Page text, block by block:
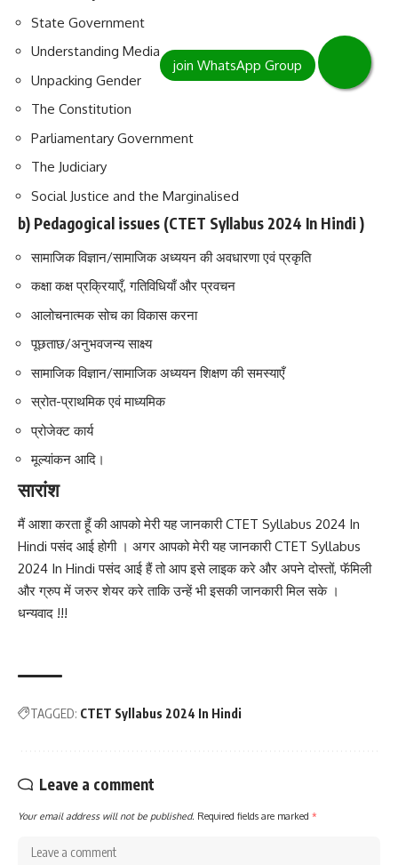
State Government
Understanding Media
Unpacking Gender
The Constitution
Parliamentary Government
The Judiciary
Social Justice and the Marginalised
b) Pedagogical issues (CTET Syllabus 2024 In Hindi )
सामाजिक विज्ञान/सामाजिक अध्ययन की अवधारणा एवं प्रकृति
कक्षा कक्ष प्रक्रियाएँ, गतिविधियाँ और प्रवचन
आलोचनात्मक सोच का विकास करना
पूछताछ/अनुभवजन्य साक्ष्य
सामाजिक विज्ञान/सामाजिक अध्ययन शिक्षण की समस्याएँ
स्रोत-प्राथमिक एवं माध्यमिक
प्रोजेक्ट कार्य
मूल्यांकन आदि।
सारांश
मैं आशा करता हूँ की आपको मेरी यह जानकारी CTET Syllabus 2024 In
Hindi पसंद आई होगी । अगर आपको मेरी यह जानकारी CTET Syllabus
2024 In Hindi पसंद आई हैं तो आप इसे लाइक करे और अपने दोस्तों, फॅमिली
और ग्रुप में जरुर शेयर करे ताकि उन्हें भी इसकी जानकारी मिल सके ।
धन्यवाद !!!
TAGGED: CTET Syllabus 2024 In Hindi
Leave a comment
Your email address will not be published. Required fields are marked *